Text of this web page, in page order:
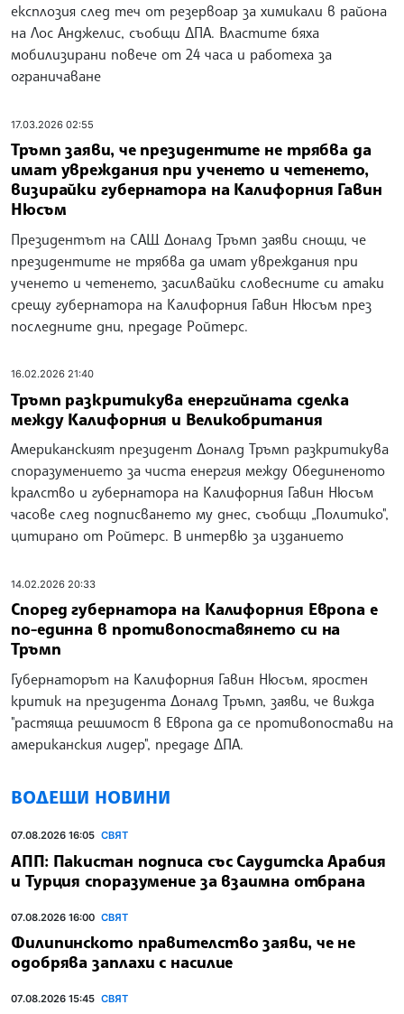
експлозия след теч от резервоар за химикали в района
на Лос Анджелис, съобщи ДПА. Властите бяха
мобилизирани повече от 24 часа и работеха за
ограничаване
17.03.2026 02:55
Тръмп заяви, че президентите не трябва да
имат увреждания при ученето и четенето,
визирайки губернатора на Калифорния Гавин
Нюсъм
Президентът на САЩ Доналд Тръмп заяви снощи, че
президентите не трябва да имат увреждания при
ученето и четенето, засилвайки словесните си атаки
срещу губернатора на Калифорния Гавин Нюсъм през
последните дни, предаде Ройтерс.
16.02.2026 21:40
Тръмп разкритикува енергийната сделка
между Калифорния и Великобритания
Американският президент Доналд Тръмп разкритикува
споразумението за чиста енергия между Обединеното
кралство и губернатора на Калифорния Гавин Нюсъм
часове след подписването му днес, съобщи „Политико",
цитирано от Ройтерс. В интервю за изданието
14.02.2026 20:33
Според губернатора на Калифорния Европа е
по-единна в противопоставянето си на
Тръмп
Губернаторът на Калифорния Гавин Нюсъм, яростен
критик на президента Доналд Тръмп, заяви, че вижда
"растяща решимост в Европа да се противопостави на
американския лидер", предаде ДПА.
ВОДЕЩИ НОВИНИ
07.08.2026 16:05 СВЯТ
АПП: Пакистан подписа със Саудитска Арабия
и Турция споразумение за взаимна отбрана
07.08.2026 16:00 СВЯТ
Филипинското правителство заяви, че не
одобрява заплахи с насилие
07.08.2026 15:45 СВЯТ